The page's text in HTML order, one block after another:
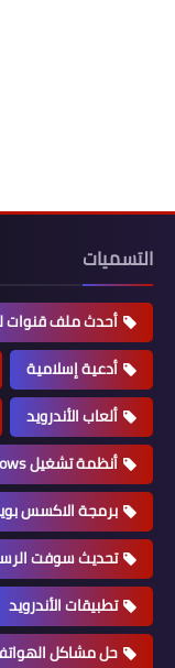
التسميات
أحدث ملف قنوات
أدعية إسلامية
ألعاب الأندرويد
أنظمة تشغيل Windows
برمجة الاكسس
تحديث سوفت
تطبيقات الأندرويد
حل مشاكل